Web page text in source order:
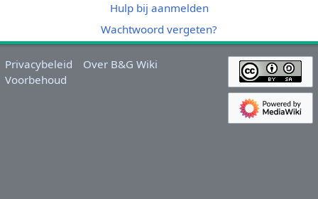
Hulp bij aanmelden
Wachtwoord vergeten?
Privacybeleid
Over B&G Wiki
Voorbehoud